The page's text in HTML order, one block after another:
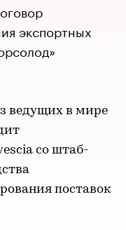
экспортных
ведущих в мире
со штаб-
поставок